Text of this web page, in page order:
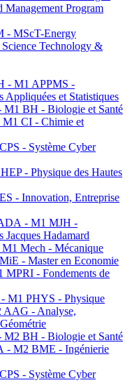
Management Program
- MScT-Energy
Technology &
- M1 APPMS -
Appliquées et Statistiques
BH - Biologie et Santé
CI - Chimie et
- Système Cyber
- Physique des Hautes
- Innovation, Entreprise
- M1 MJH -
Jacques Hadamard
Mech - Mécanique
- Master en Economie
- Fondements de
M1 PHYS - Physique
- Analyse,
BH - Biologie et Santé
- M2 BME - Ingénierie
- Système Cyber